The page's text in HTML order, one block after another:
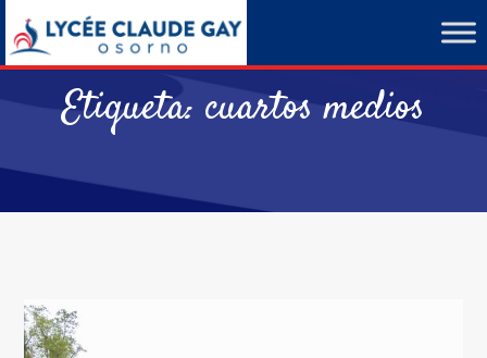
Etiqueta: cuartos medios